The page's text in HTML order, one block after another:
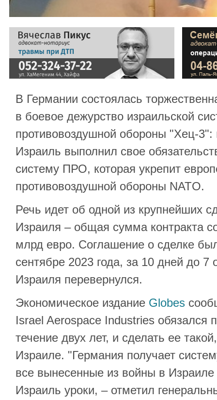
В Германии состоялась
в боевое дежурство израильской
противовоздушной обороны "Хец-3":
Израиль выполнил свое
систему ПРО, которая укрепит
противовоздушной обороны NATO.
Речь идет об одной из крупнейших
Израиля – общая сумма контракта
млрд евро. Соглашение о сделке
сентябре 2023 года, за 10 дней до 7
Израиля перевернулся.
Экономическое издание Globes
Israel Aerospace Industries обязался
течение двух лет, и сделать ее
Израиле. "Германия получает
все вынесенные из войны в Израиле
Израиль уроки, – отметил